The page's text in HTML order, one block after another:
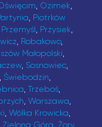
, Ozimek,
, Piotrków
Przemyśl, Przysiek,
, Robakowo,
Małopolski,
, Sosnowiec,
, Świebodzin,
, Trzeboś,
, Warszawa,
, Wólka Krowicka,
Zielona Góra Żory